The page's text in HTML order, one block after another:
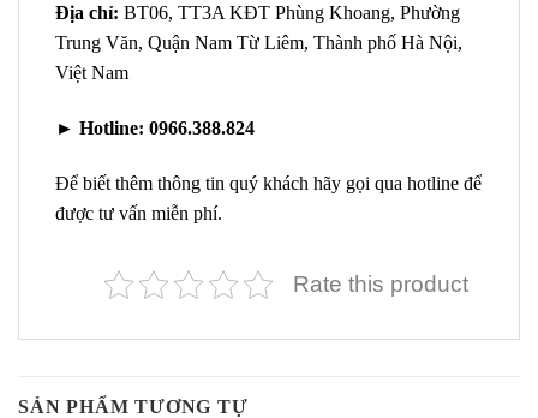
Địa chỉ: BT06, TT3A KĐT Phùng Khoang, Phường
Trung Văn, Quận Nam Từ Liêm, Thành phố Hà Nội,
Việt Nam
► Hotline: 0966.388.824
Để biết thêm thông tin quý khách hãy gọi qua hotline để
được tư vấn miễn phí.
Rate this product
SẢN PHẨM TƯƠNG TỰ